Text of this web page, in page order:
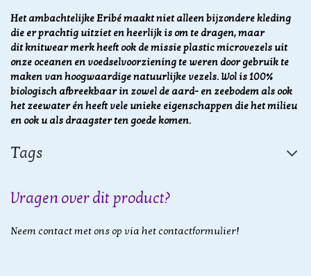
Het ambachtelijke Eribé maakt niet alleen bijzondere kleding
die er prachtig uitziet en heerlijk is om te dragen, maar
dit knitwear merk heeft ook de missie plastic microvezels uit
onze oceanen en voedselvoorziening te weren door gebruik te
maken van hoogwaardige natuurlijke vezels. Wol is 100%
biologisch afbreekbaar in zowel de aard- en zeebodem als ook
het zeewater én heeft vele unieke eigenschappen die het milieu
en ook u als draagster ten goede komen.
Tags
Vragen over dit product?
Neem contact met ons op via het contactformulier!